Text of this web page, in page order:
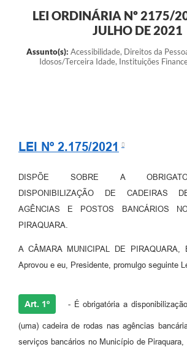
LEI ORDINÁRIA Nº 2175/
JULHO DE 2021
Assunto(s): Acessibilidade, Direitos da
Idosos/Terceira Idade, Instituições
LEI Nº 2.175/2021
DISPÕE SOBRE A
DISPONIBILIZAÇÃO DE CADEIRAS
AGÊNCIAS E POSTOS BANCÁRIOS
PIRAQUARA.
A CÂMARA MUNICIPAL DE PIRAQUARA,
Aprovou e eu, Presidente, promulgo seguinte
Art. 1º - É obrigatória a
(uma) cadeira de rodas nas agências
serviços bancários no Município de